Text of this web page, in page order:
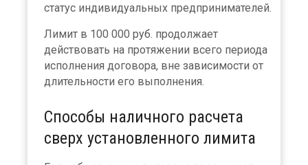
статус индивидуальных предпринимателей.
Лимит в 100 000 руб. продолжает
действовать на протяжении всего периода
исполнения договора, вне зависимости от
длительности его выполнения.
Способы наличного расчета
сверх установленного лимита